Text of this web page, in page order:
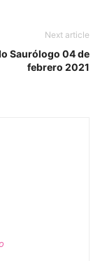
Next article
Saurólogo 04 de
febrero 2021